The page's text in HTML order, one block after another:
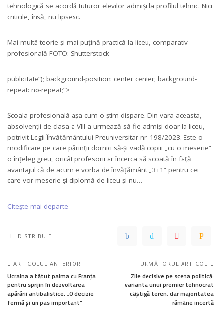
tehnologică se acordă tuturor elevilor admiși la profilul tehnic. Nici
criticile, însă, nu lipsesc.
Mai multă teorie și mai puțină practică la liceu, comparativ
profesională FOTO: Shutterstock
publicitate“); background-position: center center; background-
repeat: no-repeat;”>
Școala profesională așa cum o știm dispare. Din vara aceasta,
absolvenții de clasa a VIII-a urmează să fie admiși doar la liceu,
potrivit Legii Învățământului Preuniversitar nr. 198/2023. Este o
modificare pe care părinții dornici să-și vadă copiii „cu o meserie“
o înțeleg greu, oricât profesorii ar încerca să scoată în față
avantajul că de acum e vorba de învățământ „3+1“ pentru cei
care vor meserie și diplomă de liceu și nu…
Citeşte mai departe
DISTRIBUIE
ARTICOLUL ANTERIOR
Ucraina a bătut palma cu Franța
pentru sprijin în dezvoltarea
apărării antibalistice. „O decizie
fermă și un pas important”
URMĂTORUL ARTICOL
Zile decisive pe scena politică:
varianta unui premier tehnocrat
câștigă teren, dar majoritatea
rămâne incertă